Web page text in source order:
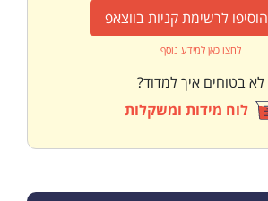
הוסיפו לרשימת קניות בווצאפ
לחצו כאן למידע נוסף
לא בטוחים איך למדוד?
לוח מידות ומשקלות